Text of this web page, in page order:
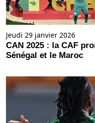
Jeudi 29 janvier 2026
CAN 2025 : la CAF
Sénégal et le Maroc